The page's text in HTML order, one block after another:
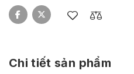
Chi tiết sản phẩm